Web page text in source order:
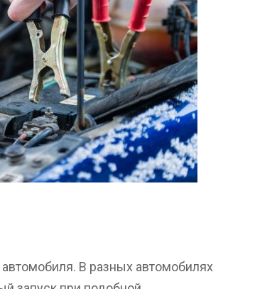
В разных автомобилях